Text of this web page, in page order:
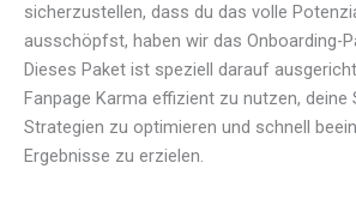
sicherzustellen, dass du das volle
ausschöpfst, haben wir das Onboarding-
Dieses Paket ist speziell darauf
Fanpage Karma effizient zu nutzen, deine
Strategien zu optimieren und schnell
Ergebnisse zu erzielen.